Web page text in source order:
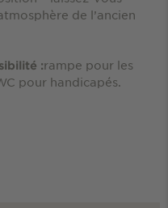
de l’ancien
:rampe pour les
pour handicapés.